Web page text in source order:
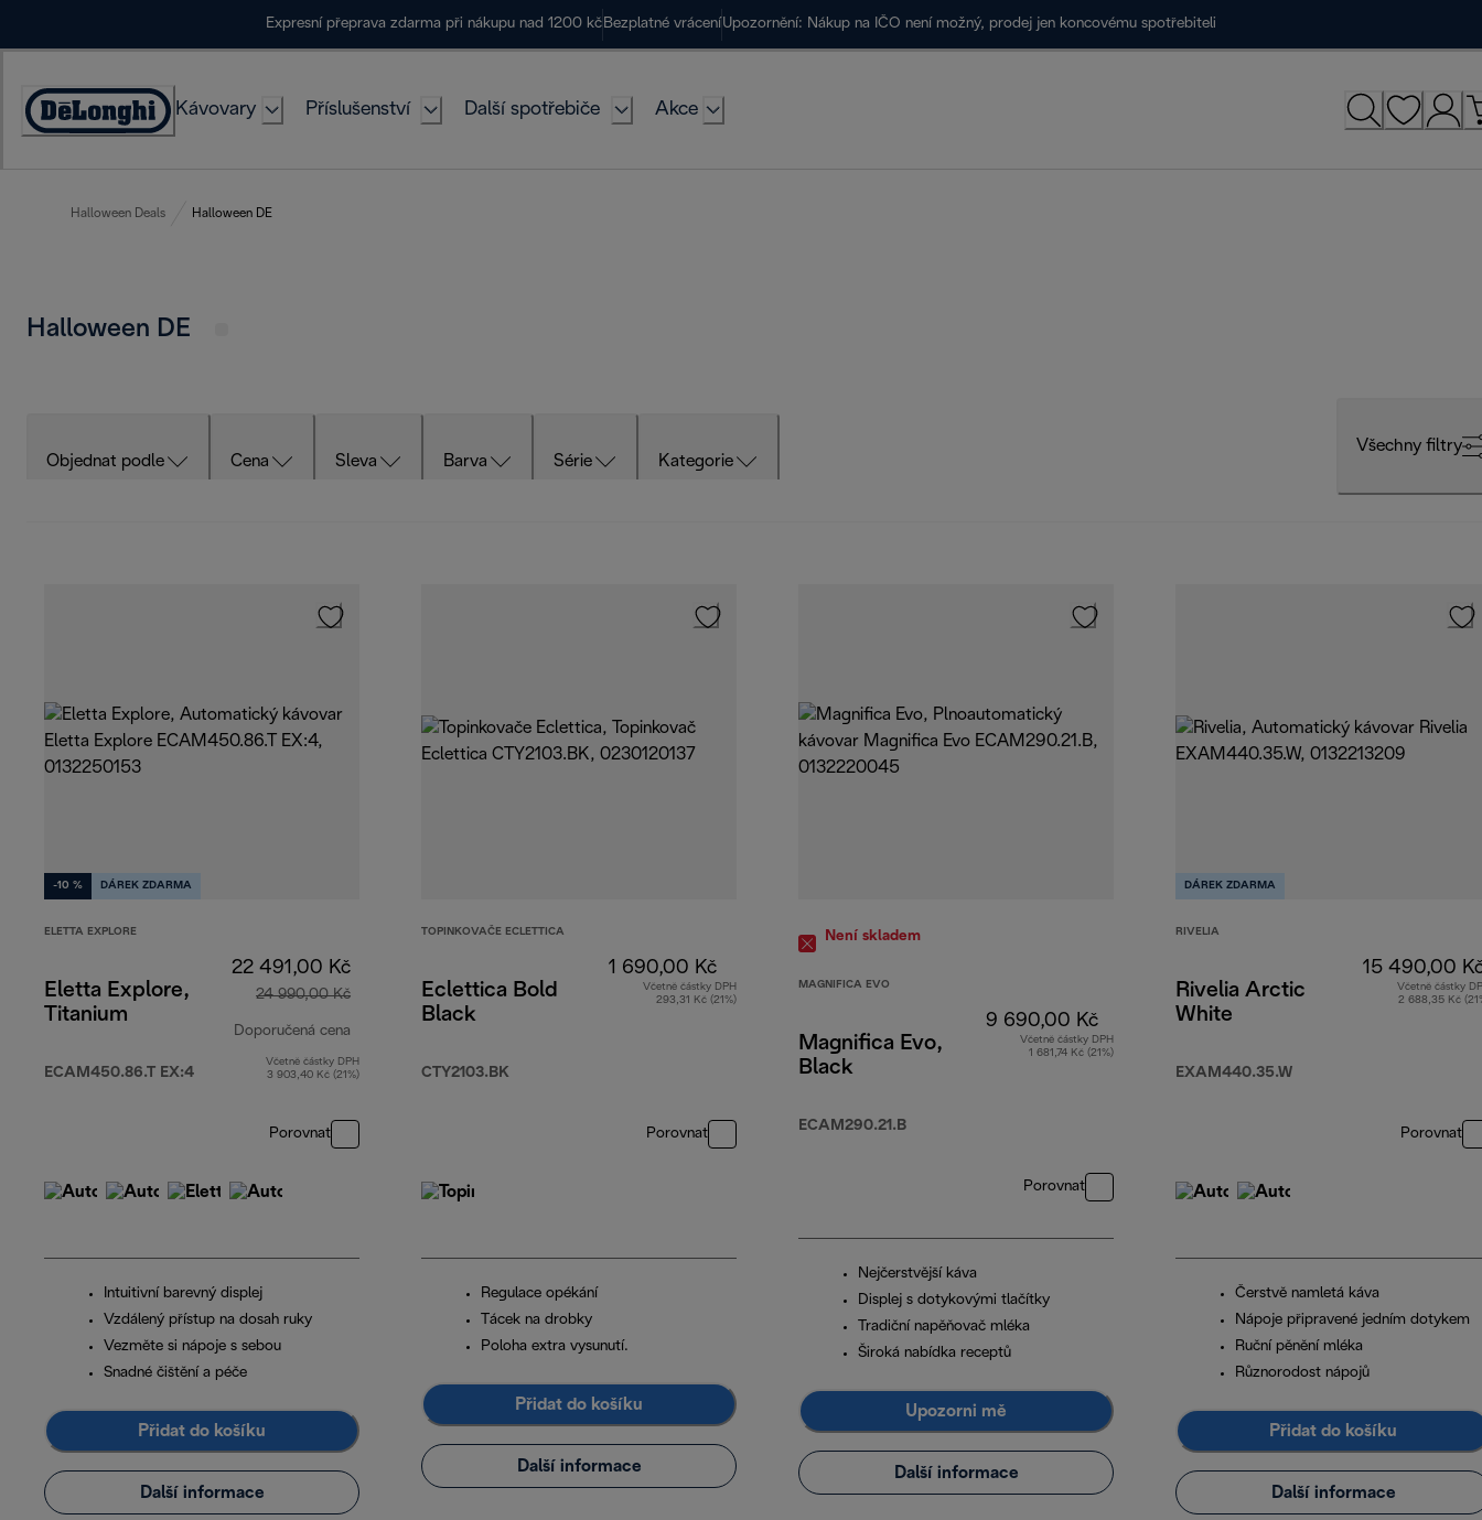
Expresní přeprava zdarma při nákupu nad 1200 kč Bezplatné vráceníUpozornění: Nákup na IČO není možný, prodej jen koncovému spotřebiteli
Accessibility
Kávovary Příslušenství Další spotřebiče Akce
Halloween Deals Halloween DE
Halloween DE
Objednat podle Cena Sleva Barva Série Kategorie
Všechny filtry
-10 % DÁREK ZDARMA
ELETTA EXPLORE
Eletta Explore,
Titanium
ECAM450.86.T EX:4
22 491,00 Kč
24 990,00 Kč
Doporučená cena
původní cena 24 990,00 Kč
Včetně částky DPH
3 903,40 Kč (21%)
Porovnat
Intuitivní barevný displej
Vzdálený přístup na dosah ruky
Vezměte si nápoje s sebou
Snadné čištění a péče
Přidat do košíku
Další informace
TOPINKOVAČE ECLETTICA
Eclettica Bold
Black
CTY2103.BK
1 690,00 Kč
Včetně částky DPH
293,31 Kč (21%)
Porovnat
Regulace opékání
Tácek na drobky
Poloha extra vysunutí.
Přidat do košíku
Další informace
Není skladem
MAGNIFICA EVO
Magnifica Evo,
Black
ECAM290.21.B
9 690,00 Kč
Včetně částky DPH
1 681,74 Kč (21%)
Porovnat
Nejčerstvější káva
Displej s dotykovými tlačítky
Tradiční napěňovač mléka
Široká nabídka receptů
Upozorni mě
Další informace
DÁREK ZDARMA
RIVELIA
Rivelia Arctic
White
EXAM440.35.W
15 490,00
Včetně částky
2 688,35 Kč
Porovnat
Čerstvě namletá káva
Nápoje připravené jedním dotykem
Ruční pěnění mléka
Různorodost nápojů
Přidat do košíku
Další informace